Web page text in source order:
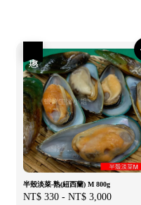
半殼淡菜-熟(紐西蘭) M 800g
Sale
NT$ 330 - NT$ 3,000